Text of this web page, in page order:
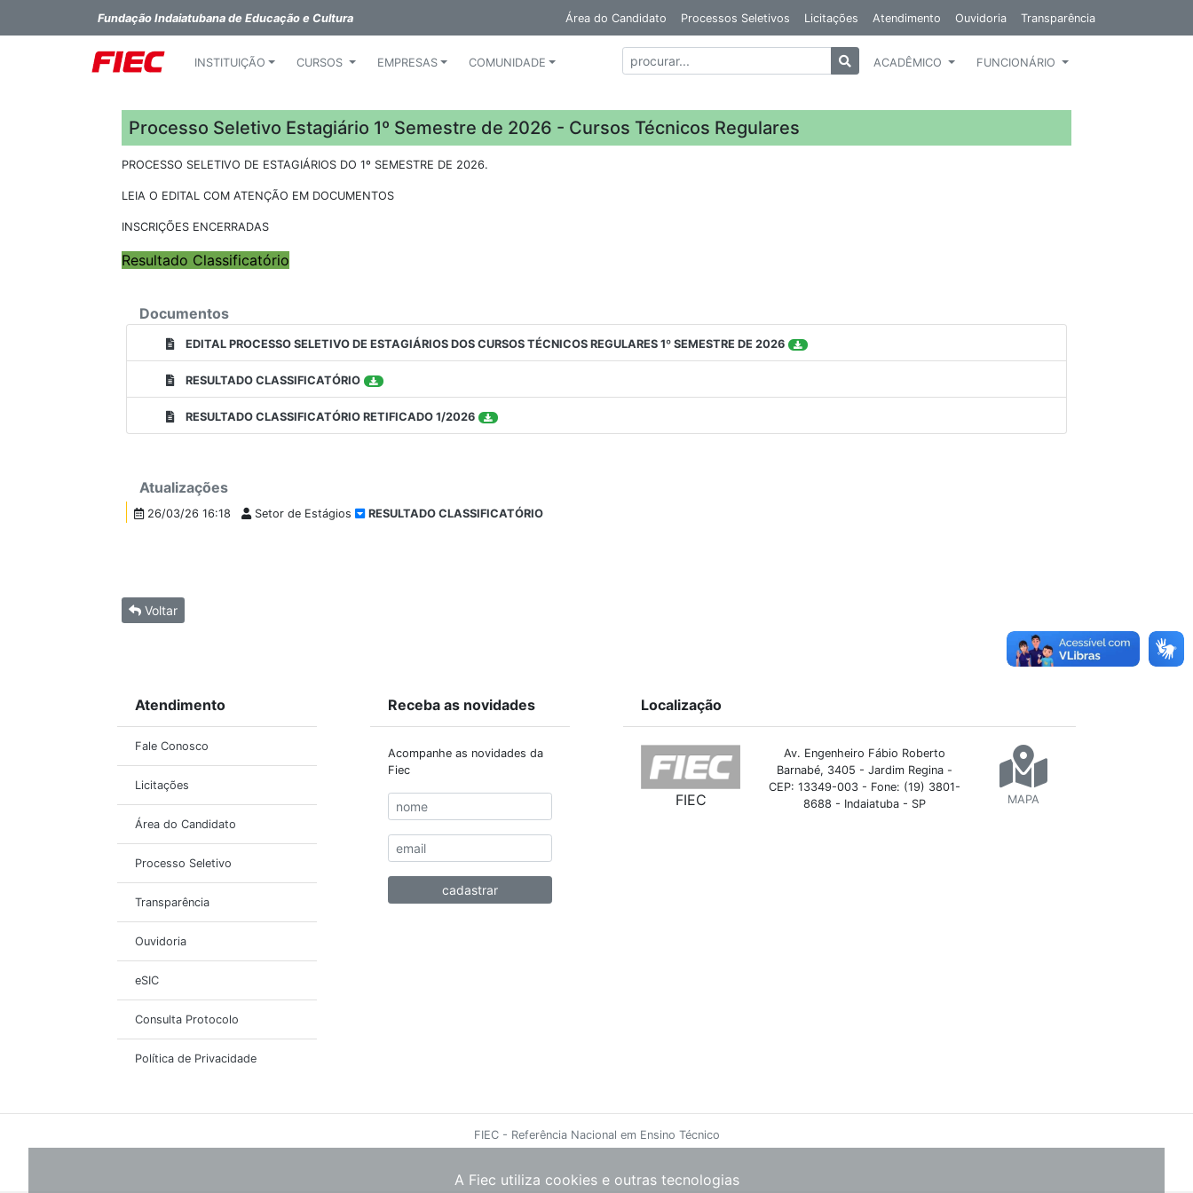
A Fiec utiliza cookies e outras tecnologias
Fundação Indaiatubana de Educação e Cultura Área do Candidato Processos Seletivos Licitações Atendimento Ouvidoria Transparência
INSTITUIÇÃO CURSOS EMPRESAS COMUNIDADE ACADÊMICO FUNCIONÁRIO
Processo Seletivo Estagiário 1º Semestre de 2026 - Cursos Técnicos Regulares
PROCESSO SELETIVO DE ESTAGIÁRIOS DO 1º SEMESTRE DE 2026.
LEIA O EDITAL COM ATENÇÃO EM DOCUMENTOS
INSCRIÇÕES ENCERRADAS
Resultado Classificatório
Documentos
EDITAL PROCESSO SELETIVO DE ESTAGIÁRIOS DOS CURSOS TÉCNICOS REGULARES 1º SEMESTRE DE 2026
RESULTADO CLASSIFICATÓRIO
RESULTADO CLASSIFICATÓRIO RETIFICADO 1/2026
Atualizações
26/03/26 16:18 Setor de Estágios RESULTADO CLASSIFICATÓRIO
Voltar
Atendimento
Fale Conosco
Licitações
Área do Candidato
Processo Seletivo
Transparência
Ouvidoria
eSIC
Consulta Protocolo
Política de Privacidade
Receba as novidades
Acompanhe as novidades da
Fiec
Localização
FIEC
Av. Engenheiro Fábio Roberto
Barnabé, 3405 - Jardim Regina -
CEP: 13349-003 - Fone: (19) 3801-
8688 - Indaiatuba - SP
MAPA
FIEC - Referência Nacional em Ensino Técnico